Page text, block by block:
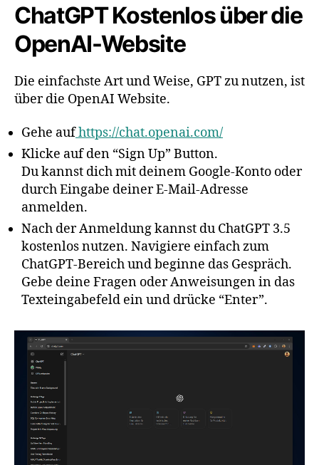
ChatGPT Kostenlos über die
OpenAI-Website
Die einfachste Art und Weise, GPT zu nutzen, ist
über die OpenAI Website.
Gehe aufhttps://chat.openai.com/
Klicke auf den “Sign Up” Button.
Du kannst dich mit deinem Google-Konto oder
durch Eingabe deiner E-Mail-Adresse
anmelden.
Nach der Anmeldung kannst du ChatGPT 3.5
kostenlos nutzen. Navigiere einfach zum
ChatGPT-Bereich und beginne das Gespräch.
Gebe deine Fragen oder Anweisungen in das
Texteingabefeld ein und drücke “Enter”.